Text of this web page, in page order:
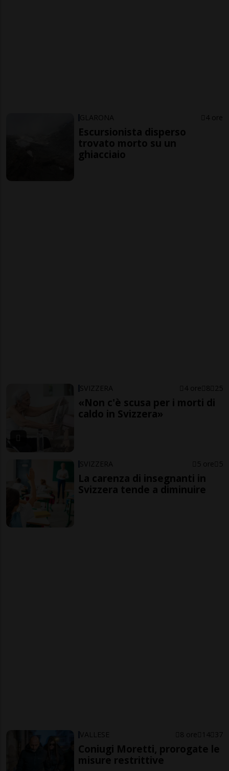
GLARONA 4 ore
Escursionista disperso
trovato morto su un
ghiacciaio
SVIZZERA 4 ore 8 25
«Non c'è scusa per i morti di
caldo in Svizzera»
SVIZZERA 5 ore 5
La carenza di insegnanti in
Svizzera tende a diminuire
VALLESE 8 ore 14 37
Coniugi Moretti, prorogate le
misure restrittive